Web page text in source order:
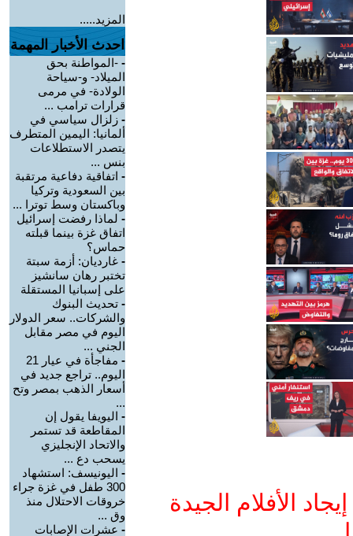
الأفلام الجيدة
المزيد.....
احدث الأخبار المهمة
- -المواطنة بحق
الميلاد- و-سياحة
الولادة- في مرمى
قرارات ترامب ...
- زلزال سياسي في
ألمانيا: اليمين المتطرف
يتصدر الاستطلاعات
بنس ...
- اتفاقية دفاعية مرتقبة
بين السعودية وتركيا
وباكستان وسط توترا ...
- لماذا رفضت إسرائيل
اتفاق غزة بينما قبلته
حماس؟
- غارديان: أزمة سبتة
تختبر رهان سانشيز
على إسبانيا المستقلة
- تحديث البنوك
والشركات.. سعر الدولار
اليوم في مصر مقابل
الجني ...
-
مفاجأة في عيار 21
اليوم.. تراجع جديد في
أسعار الذهب بمصر وتح
...
- اليويفا يقول إن
المقاطعة قد تستمر
والاتحاد الإنجليزي
يسحب دع ...
- اليونيسف: استشهاد
300 طفل في غزة جراء
خروقات الاحتلال منذ
وق ...
- عشرات الإصابات